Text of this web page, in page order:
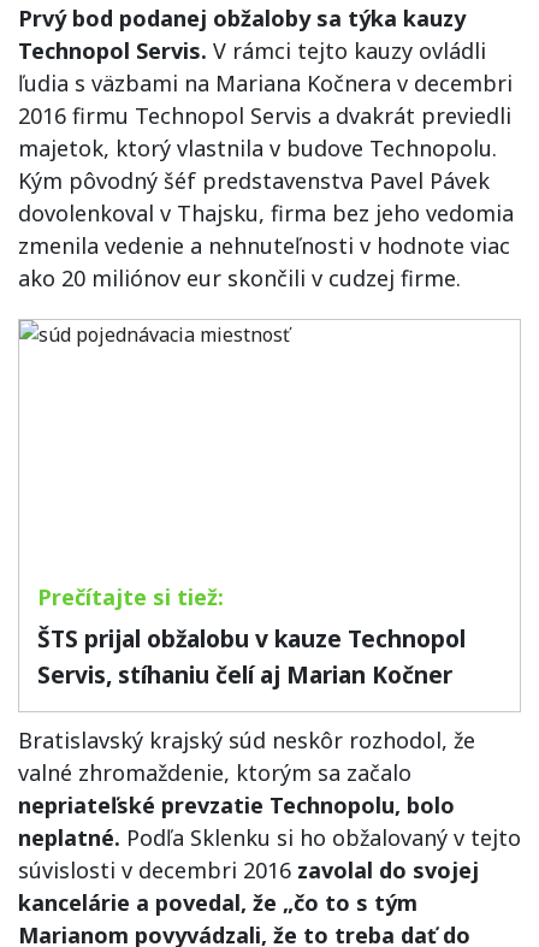
Prvý bod podanej obžaloby sa týka kauzy
Technopol Servis. V rámci tejto kauzy ovládli
ľudia s väzbami na Mariana Kočnera v decembri
2016 firmu Technopol Servis a dvakrát previedli
majetok, ktorý vlastnila v budove Technopolu.
Kým pôvodný šéf predstavenstva Pavel Pávek
dovolenkoval v Thajsku, firma bez jeho vedomia
zmenila vedenie a nehnuteľnosti v hodnote viac
ako 20 miliónov eur skončili v cudzej firme.
ŠTS prijal obžalobu v kauze Technopol
Servis, stíhaniu čelí aj Marian Kočner
Bratislavský krajský súd neskôr rozhodol, že
valné zhromaždenie, ktorým sa začalo
nepriateľské prevzatie Technopolu, bolo
neplatné. Podľa Sklenku si ho obžalovaný v tejto
súvislosti v decembri 2016 zavolal do svojej
kancelárie a povedal, že „čo to s tým
Marianom povyvádzali, že to treba dať do